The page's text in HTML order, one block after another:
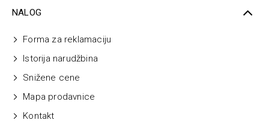
NALOG
Forma za reklamaciju
Istorija narudžbina
Snižene cene
Mapa prodavnice
Kontakt